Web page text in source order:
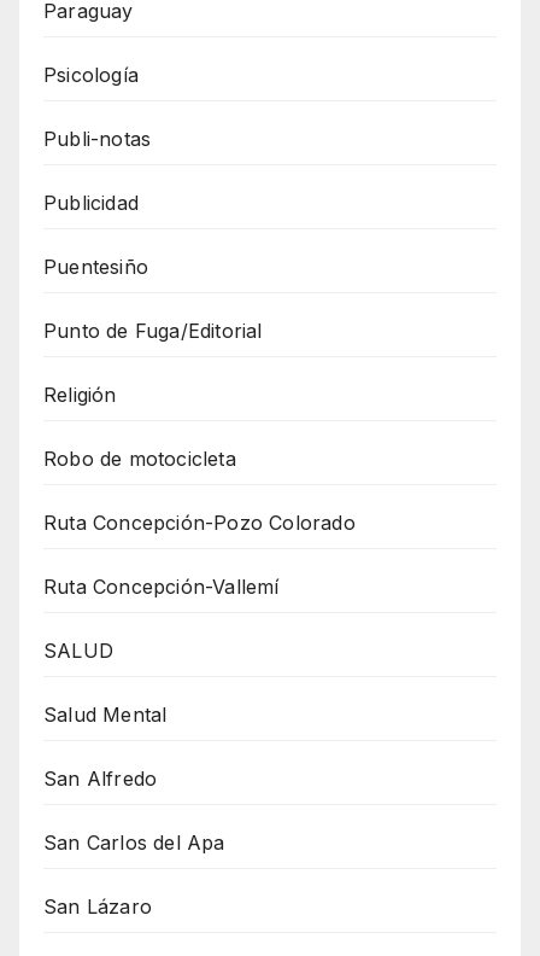
Paraguay
Psicología
Publi-notas
Publicidad
Puentesiño
Punto de Fuga/Editorial
Religión
Robo de motocicleta
Ruta Concepción-Pozo Colorado
Ruta Concepción-Vallemí
SALUD
Salud Mental
San Alfredo
San Carlos del Apa
San Lázaro